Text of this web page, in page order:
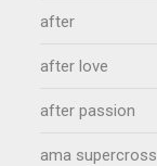
after
after love
after passion
ama supercross